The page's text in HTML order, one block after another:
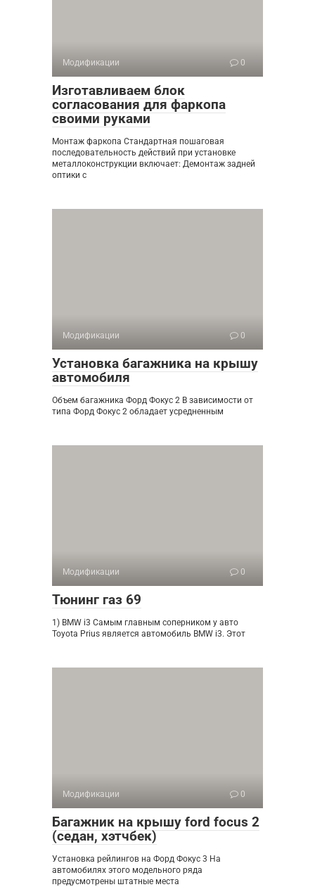
Модификации 0
Изготавливаем блок
согласования для фаркопа
своими руками
Монтаж фаркопа Стандартная пошаговая
последовательность действий при установке
металлоконструкции включает: Демонтаж задней
оптики с
Модификации 0
Установка багажника на крышу
автомобиля
Объем багажника Форд Фокус 2 В зависимости от
типа Форд Фокус 2 обладает усредненным
Модификации 0
Тюнинг газ 69
1) BMW i3 Самым главным соперником у авто
Toyota Prius является автомобиль BMW i3. Этот
Модификации 0
Багажник на крышу ford focus 2
(седан, хэтчбек)
Установка рейлингов на Форд Фокус 3 На
автомобилях этого модельного ряда
предусмотрены штатные места